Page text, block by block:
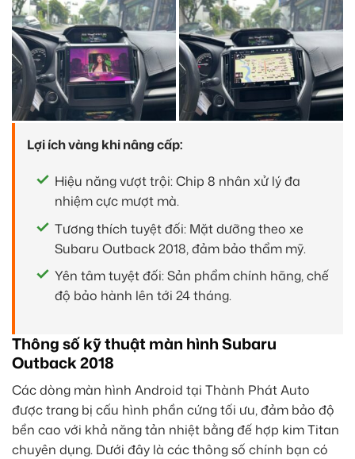
Lợi ích vàng khi nâng cấp:
Hiệu năng vượt trội: Chip 8 nhân xử lý đa
nhiệm cực mượt mà.
Tương thích tuyệt đối: Mặt dưỡng theo xe
Subaru Outback 2018, đảm bảo thẩm mỹ.
Yên tâm tuyệt đối: Sản phẩm chính hãng, chế
độ bảo hành lên tới 24 tháng.
Thông số kỹ thuật màn hình Subaru
Outback 2018
Các dòng màn hình Android tại Thành Phát Auto
được trang bị cấu hình phần cứng tối ưu, đảm bảo độ
bền cao với khả năng tản nhiệt bằng đế hợp kim Titan
chuyên dụng. Dưới đây là các thông số chính bạn có